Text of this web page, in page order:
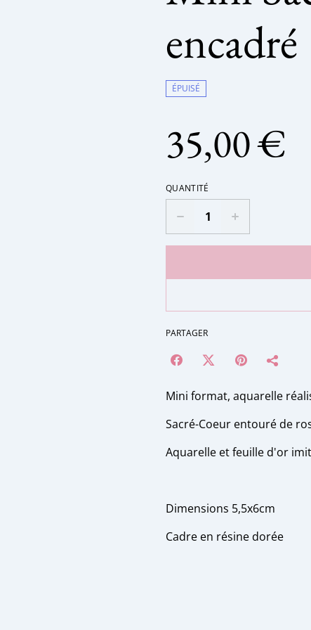
encadré
ÉPUISÉ
35,00 €
QUANTITÉ
PARTAGER
Mini format, aquarelle
Sacré-Coeur entouré de
Aquarelle et feuille d'or
Dimensions 5,5x6cm
Cadre en résine dorée